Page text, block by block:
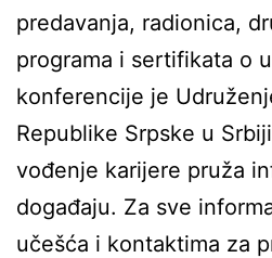
predavanja, radionica,
programa i sertifikata o
konferencije je
Republike Srpske u
vođenje karijere pruža
događaju. Za sve
učešća i kontaktima za